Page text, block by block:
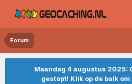
Forum
Maandag 4 augustus 2025:
gestopt! Klik op de balk